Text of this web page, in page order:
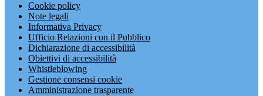
Cookie policy
Note legali
Informativa Privacy
Ufficio Relazioni con il Pubblico
Dichiarazione di accessibilità
Obiettivi di accessibilità
Whistleblowing
Gestione consensi cookie
Amministrazione trasparente